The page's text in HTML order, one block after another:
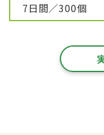
7日間／300個